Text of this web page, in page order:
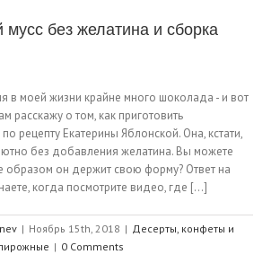
без желатина и сборка
в моей жизни крайне много шоколада - и вот
расскажу о том, как приготовить
рецепту Екатерины Яблонской. Она, кстати,
без добавления желатина. Вы можете
образом он держит свою форму? Ответ на
когда посмотрите видео, где [...]
| Ноябрь 15th, 2018 | Десерты, конфеты и
| 0 Comments